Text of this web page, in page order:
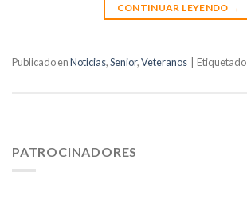
CONTINUAR LEYENDO →
Publicado enNoticias,Senior,Veteranos Etiquetado
PATROCINADORES